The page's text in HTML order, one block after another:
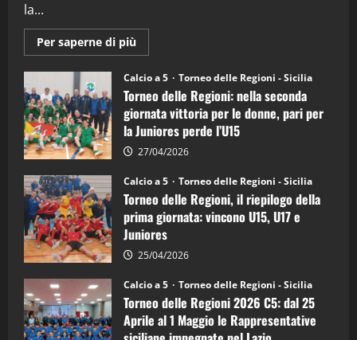
la...
Per saperne di più
informazioni
Torneo
delle
Regioni
di
calcio
a
5:
la
Juniores
è
vicecampione
d’Italia
Calcio a 5 Torneo delle Regioni - Sicilia
Torneo delle Regioni: nella seconda
giornata vittoria per le donne, pari per
la Juniores perde l’U15
27/04/2026
Calcio a 5 Torneo delle Regioni - Sicilia
Torneo delle Regioni, il riepilogo della
prima giornata: vincono U15, U17 e
Juniores
25/04/2026
Calcio a 5 Torneo delle Regioni - Sicilia
Torneo delle Regioni 2026 C5: dal 25
Aprile al 1 Maggio le Rappresentative